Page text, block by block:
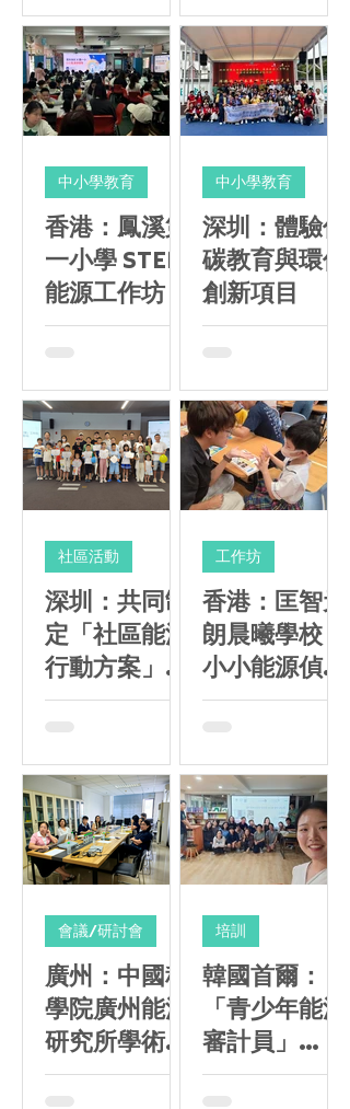
項目成果
香港：鳳溪第
一小學 STEM
能源工作坊
中小學教育
深圳：體驗低
碳教育與環保
創新項目
中小學教育
深圳：共同制
定「社區能源
行動方案」工
作坊
社區活動
香港：匡智元
朗晨曦學校｜
小小能源偵探
隊
工作坊
廣州：中國科
學院廣州能源
研究所學術交
流
會議/研討會
韓國首爾：
「青少年能源
審計員」
STEM計劃 —
培訓